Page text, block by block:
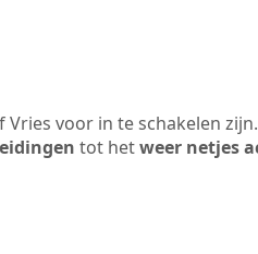
voor in te schakelen
tot hetweer netjes